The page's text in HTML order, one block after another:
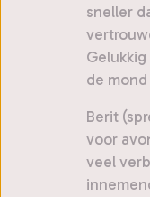
sneller
de
Berit
voor
veel